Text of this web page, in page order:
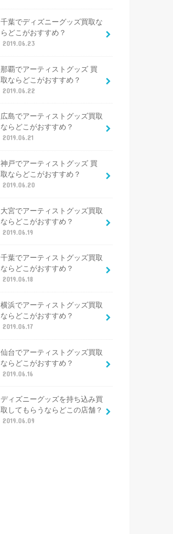
千葉でディズニーグッズ買取な
らどこがおすすめ？
2019.06.23
那覇でアーティストグッズ 買
取ならどこがおすすめ？
2019.06.22
広島でアーティストグッズ買取
ならどこがおすすめ？
2019.06.21
神戸でアーティストグッズ 買
取ならどこがおすすめ？
2019.06.20
大宮でアーティストグッズ買取
ならどこがおすすめ？
2019.06.19
千葉でアーティストグッズ買取
ならどこがおすすめ？
2019.06.18
横浜でアーティストグッズ買取
ならどこがおすすめ？
2019.06.17
仙台でアーティストグッズ買取
ならどこがおすすめ？
2019.06.16
ディズニーグッズを持ち込み買
取してもらうならどこの店舗？
2019.06.09